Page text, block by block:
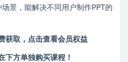
景，能解决不同用户制作PPT的
获取，点击查看会员权益
下方单独购买课程！